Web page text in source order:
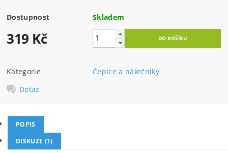
Dostupnost Skladem
319 Kč
Kategorie
Čepice a nákrčníky
Dotaz
POPIS
DISKUZE (1)